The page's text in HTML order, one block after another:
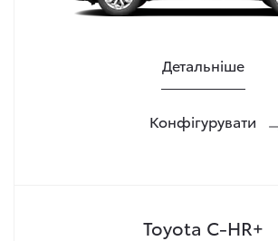
Детальніше
Конфігурувати
Toyota C-HR+